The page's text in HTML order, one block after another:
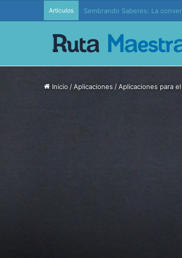
Artículos Edición 37 – Generaciones
Inicio /Aplicaciones /Aplicaciones para